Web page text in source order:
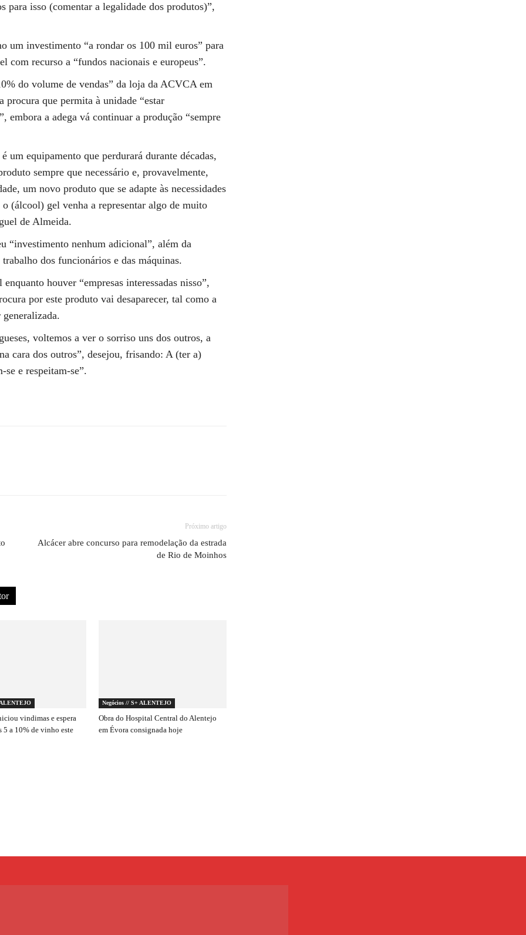
para isso (comentar a legalidade dos produtos)”,
um investimento “a rondar os 100 mil euros” para
com recurso a “fundos nacionais e europeus”.
do volume de vendas” da loja da ACVCA em
procura que permita à unidade “estar
embora a adega vá continuar a produção “sempre
um equipamento que perdurará durante décadas,
sempre que necessário e, provavelmente,
um novo produto que se adapte às necessidades
(álcool) gel venha a representar algo de muito
de Almeida.
“investimento nenhum adicional”, além da
dos funcionários e das máquinas.
houver “empresas interessadas nisso”,
por este produto vai desaparecer, tal como a
generalizada.
voltemos a ver o sorriso uns dos outros, a
cara dos outros”, desejou, frisando: A (ter a)
se e respeitam-se”.
Próximo artigo
Alcácer abre concurso para remodelação da estrada
de Rio de Moinhos
vindimas e espera
5 a 10% de vinho este
Negócios // S+ ALENTEJO
Obra do Hospital Central do Alentejo
em Évora consignada hoje